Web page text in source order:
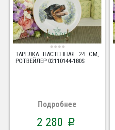
ТАРЕЛКА НАСТЕННАЯ 24 СМ,
РОТВЕЙЛЕР 02110144-180S
Подробнее
2 280 p